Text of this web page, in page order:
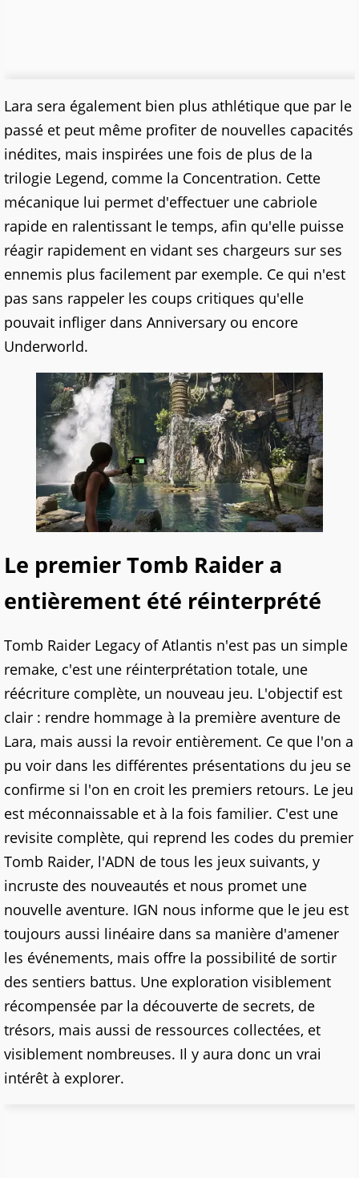
Lara sera également bien plus athlétique que par le
passé et peut même profiter de nouvelles capacités
inédites, mais inspirées une fois de plus de la
trilogie Legend, comme la Concentration. Cette
mécanique lui permet d'effectuer une cabriole
rapide en ralentissant le temps, afin qu'elle puisse
réagir rapidement en vidant ses chargeurs sur ses
ennemis plus facilement par exemple. Ce qui n'est
pas sans rappeler les coups critiques qu'elle
pouvait infliger dans Anniversary ou encore
Underworld.
Le premier Tomb Raider a
entièrement été réinterprété
Tomb Raider Legacy of Atlantis n'est pas un simple
remake, c'est une réinterprétation totale, une
réécriture complète, un nouveau jeu. L'objectif est
clair : rendre hommage à la première aventure de
Lara, mais aussi la revoir entièrement. Ce que l'on a
pu voir dans les différentes présentations du jeu se
confirme si l'on en croit les premiers retours. Le jeu
est méconnaissable et à la fois familier. C'est une
revisite complète, qui reprend les codes du premier
Tomb Raider, l'ADN de tous les jeux suivants, y
incruste des nouveautés et nous promet une
nouvelle aventure. IGN nous informe que le jeu est
toujours aussi linéaire dans sa manière d'amener
les événements, mais offre la possibilité de sortir
des sentiers battus. Une exploration visiblement
récompensée par la découverte de secrets, de
trésors, mais aussi de ressources collectées, et
visiblement nombreuses. Il y aura donc un vrai
intérêt à explorer.